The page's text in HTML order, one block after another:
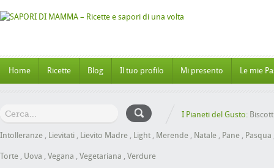
Home Ricette Blog Il tuo profilo Mi presento Le mie
I Pianeti del Gusto:
Intolleranze , Lievitati , Lievito Madre , Light , Merende , Natale , Pane , Pasqua
Torte , Uova , Vegana , Vegetariana , Verdure